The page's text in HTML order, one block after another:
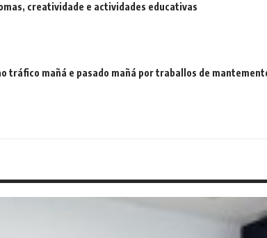
creatividade e actividades educativas
tráfico mañá e pasado mañá por traballos de